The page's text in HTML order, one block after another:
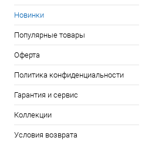
Новинки
Популярные товары
Оферта
Политика конфиденциальности
Гарантия и сервис
Коллекции
Условия возврата